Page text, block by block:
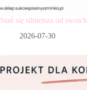
Stań się silniejsza od
2026-07-30